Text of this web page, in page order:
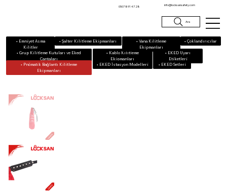
0507 891 47 28 info@locksansafety.com
Ara
• Emniyet Asma
Kilitler
• Grup Kilitleme Kutuları ve Eked
Çantaları
• Şalter Kilitleme Ekipmanları
• Kablo Kilitleme
Ekipmanları
• Vana Kilitleme
Ekipmanları
• Pnömatik Bağlantı Kilitleme
Ekipmanları
• Çoklandırıcılar
• EKED Uyarı
Etiketleri
• EKED Setleri
• EKED İstasyon Modelleri